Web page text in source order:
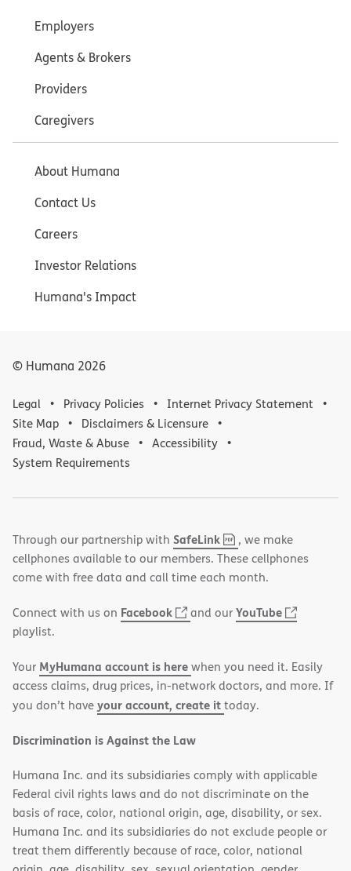
Employers
Agents & Brokers
Providers
Caregivers
About Humana
Contact Us
Careers
Investor Relations
Humana's Impact
© Humana 2026
Legal Privacy Policies
Internet Privacy Statement
Site Map
Disclaimers & Licensure
Fraud, Waste & Abuse
Accessibility
System Requirements
Through our partnership with SafeLink,
PDF
(opens
in
new
, we make
cellphones available to our members. These cellphones
come with free data and call time each month.
Connect with us on Facebook
(opens
window)
and ourYouTube
(opens
window)
playlist.
Your MyHumana account is herewhen you need it. Easily
access claims, drug prices, in-network doctors, and more. If
you don’t haveyour account, create ittoday.
Discrimination is Against the Law
Humana Inc. and its subsidiaries comply with applicable
Federal civil rights laws and do not discriminate on the
basis of race, color, national origin, age, disability, or sex.
Humana Inc. and its subsidiaries do not exclude people or
treat them differently because of race, color, national